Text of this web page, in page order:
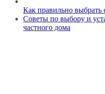
Как правильно выбрать
Советы по выбору и
частного дома